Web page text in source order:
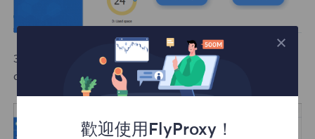
3.Add the desired display name to the new browser
configuration profile page, click Set Proxy Server.
歡迎使用FlyProxy！